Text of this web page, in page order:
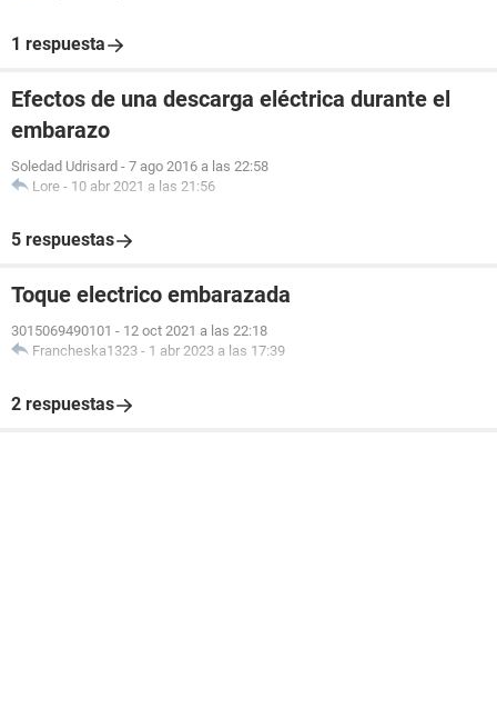
1 respuesta
Efectos de una descarga eléctrica durante el
embarazo
Soledad Udrisard - 7 ago 2016 a las 22:58
Lore - 10 abr 2021 a las 21:56
5 respuestas
Toque electrico embarazada
3015069490101 - 12 oct 2021 a las 22:18
Francheska1323 - 1 abr 2023 a las 17:39
2 respuestas